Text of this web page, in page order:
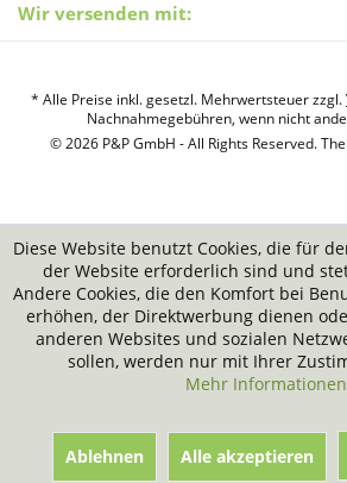
Wir versenden mit:
* Alle Preise inkl. gesetzl. Mehrwertsteuer zzgl.
Nachnahmegebühren, wenn nicht
© 2026 P&P GmbH - All Rights Reserved.
Diese Website benutzt Cookies, die für
der Website erforderlich sind und
Andere Cookies, die den Komfort bei
erhöhen, der Direktwerbung dienen
anderen Websites und sozialen
sollen, werden nur mit Ihrer
Mehr Informationen
Ablehnen Alle akzeptieren